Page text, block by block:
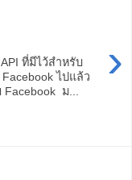
›
ที่มีไว้สำหรับ
ไปแล้ว
ม...